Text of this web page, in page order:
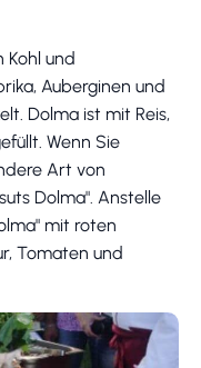
Kohl und
Auberginen und
Dolma ist mit Reis,
Wenn Sie
Art von
Dolma". Anstelle
mit roten
Tomaten und